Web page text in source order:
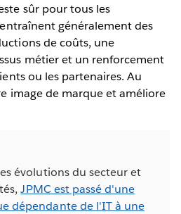
sûr pour tous les
généralement des
de coûts, une
métier et un renforcement
ou les partenaires. Au
image de marque et améliore
évolutions du secteur et
JPMC est passé d'une
dépendante de l'IT à une